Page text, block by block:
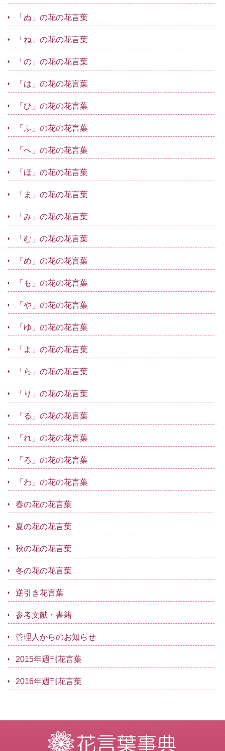
「ぬ」の花の花言葉
「ね」の花の花言葉
「の」の花の花言葉
「は」の花の花言葉
「ひ」の花の花言葉
「ふ」の花の花言葉
「へ」の花の花言葉
「ほ」の花の花言葉
「ま」の花の花言葉
「み」の花の花言葉
「む」の花の花言葉
「め」の花の花言葉
「も」の花の花言葉
「や」の花の花言葉
「ゆ」の花の花言葉
「よ」の花の花言葉
「ら」の花の花言葉
「り」の花の花言葉
「る」の花の花言葉
「れ」の花の花言葉
「ろ」の花の花言葉
「わ」の花の花言葉
春の花の花言葉
夏の花の花言葉
秋の花の花言葉
冬の花の花言葉
逆引き花言葉
参考文献・書籍
管理人からのお知らせ
2015年週刊花言葉
2016年週刊花言葉